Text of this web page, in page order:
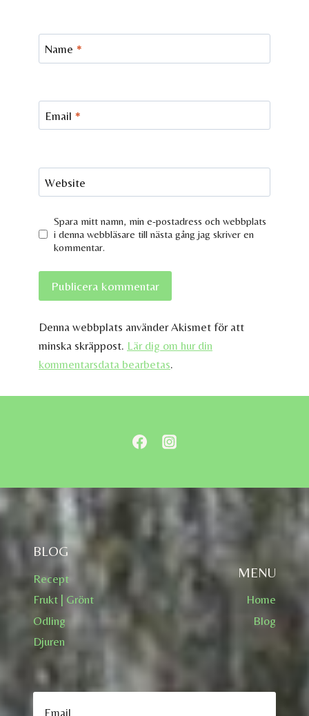
Name *
Email *
Website
Spara mitt namn, min e-postadress och webbplats
i denna webbläsare till nästa gång jag skriver en
kommentar.
Denna webbplats använder Akismet för att
minska skräppost. Lär dig om hur din
kommentarsdata bearbetas.
BLOG
Recept
Frukt | Grönt
Odling
Djuren
MENU
Home
Blog